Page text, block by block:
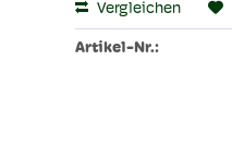
Vergleichen
Artikel-Nr.: